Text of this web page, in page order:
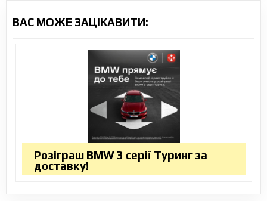
ВАС МОЖЕ ЗАЦІКАВИТИ:
Розіграш BMW 3 серії Туринг за
доставку!